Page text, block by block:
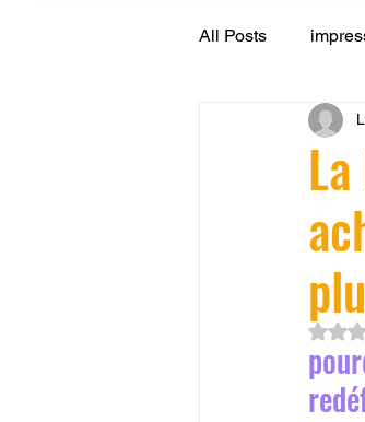
All Posts
SCANNER 3D
Entretien